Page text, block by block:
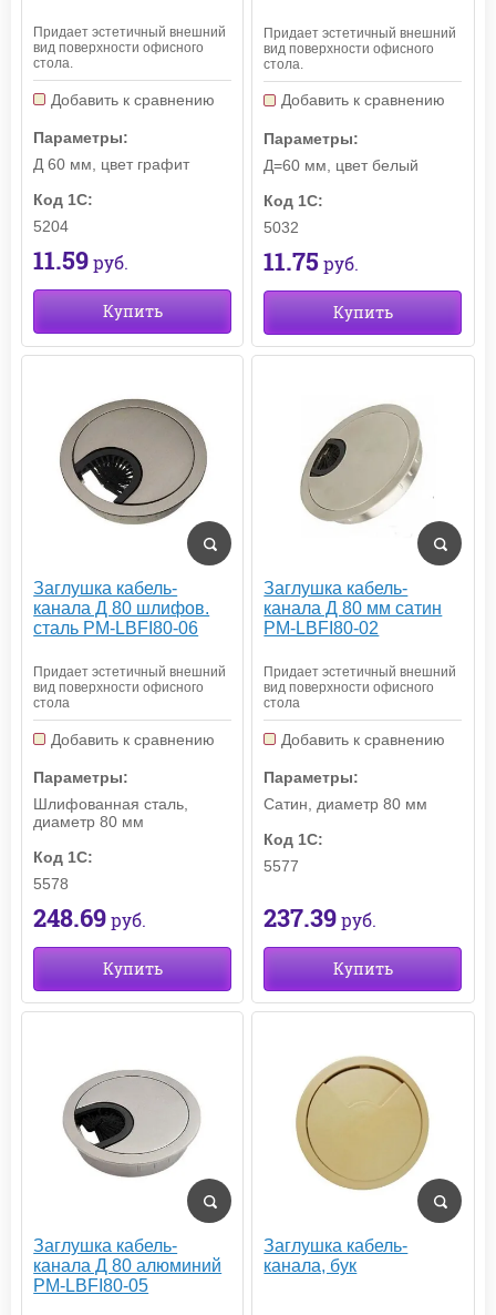
Придает эстетичный внешний
вид поверхности офисного
стола.
Добавить к сравнению
Параметры:
Д 60 мм, цвет графит
Код 1С:
5204
11.59руб.
Купить
Придает эстетичный внешний
вид поверхности офисного
стола.
Добавить к сравнению
Параметры:
Д=60 мм, цвет белый
Код 1С:
5032
11.75 руб.
Купить
Заглушка кабель-
канала Д 80 шлифов.
сталь PM-LBFI80-06
Придает эстетичный внешний
вид поверхности офисного
стола
Добавить к сравнению
Параметры:
Шлифованная сталь,
диаметр 80 мм
Код 1С:
5578
248.69руб.
Купить
Заглушка кабель-
канала Д 80 мм сатин
PM-LBFI80-02
Придает эстетичный внешний
вид поверхности офисного
стола
Добавить к сравнению
Параметры:
Сатин, диаметр 80 мм
Код 1С:
5577
237.39 руб.
Купить
Заглушка кабель-
канала Д 80 алюминий
PM-LBFI80-05
Заглушка кабель-
канала, бук